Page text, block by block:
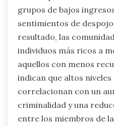
grupos de bajos
sentimientos de
resultado, las
individuos más ricos a
aquellos con menos
indican que altos niveles
correlacionan con un
criminalidad y una
entre los miembros de